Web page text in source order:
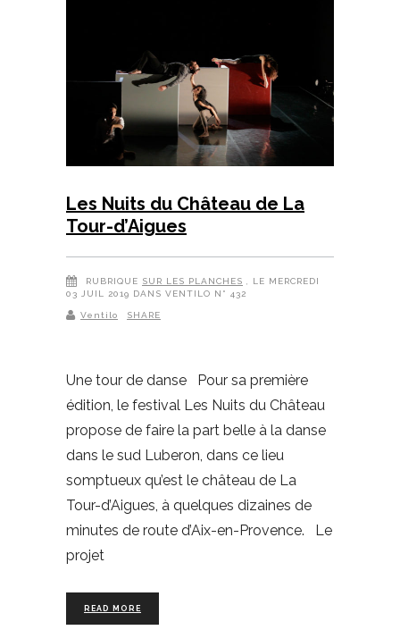
Les Nuits du Château de La
Tour-d’Aigues
RUBRIQUE SUR LES PLANCHES
, LE MERCREDI
03 JUIL 2019 DANS VENTILO N° 432
Ventilo SHARE
Une tour de danse Pour sa première
édition, le festival Les Nuits du Château
propose de faire la part belle à la danse
dans le sud Luberon, dans ce lieu
somptueux qu’est le château de La
Tour-d’Aigues, à quelques dizaines de
minutes de route d’Aix-en-Provence. Le
projet
READ MORE